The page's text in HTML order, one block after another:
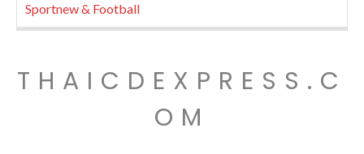
Sportnew & Football
THAICDEXPRESS.C
OM